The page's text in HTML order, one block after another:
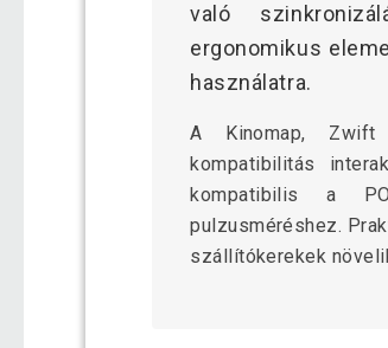
való
ergonomikus
használatra.
A Kinomap, Zwift
kompatibilitás
kompatibilis a
pulzusméréshez.
szállítókerekek